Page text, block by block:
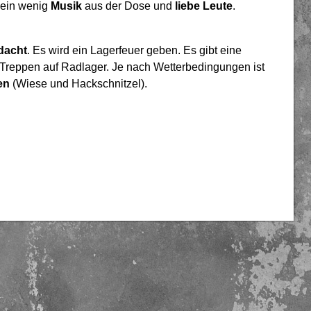
wenig Musik aus der Dose und liebe Leute.
. Es wird ein Lagerfeuer geben. Es gibt eine
auf Radlager. Je nach Wetterbedingungen ist
(Wiese und Hackschnitzel).